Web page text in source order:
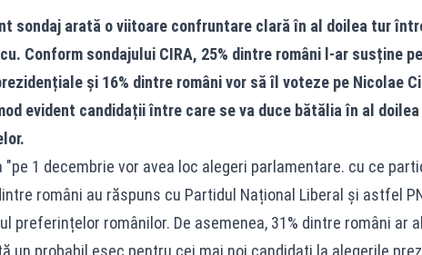
sondaj arată o viitoare confruntare clară în al doilea tur
Conform sondajului CIRA, 25% dintre români l-ar susține
și 16% dintre români vor să îl voteze pe Nicolae
evident candidații între care se va duce bătălia în al doilea
"pe 1 decembrie vor avea loc alegeri parlamentare. cu ce
români au răspuns cu Partidul Național Liberal și astfel
preferințelor românilor. De asemenea, 31% dintre români ar
un probabil eșec pentru cei mai noi candidați la alegerile